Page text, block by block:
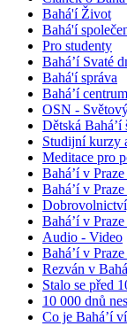
Bahá'í Život
Bahá'í
Pro studenty
Bahá’í Svaté
Bahá'í správa
Bahá’í
OSN -
Dětská
Studijní kurzy
Meditace pro
Bahá’í v
Bahá’í v
Bahá’í v
Audio - Video
Bahá’í v
Rezván v
Stalo se před
10 000 dnů
Co je Bahá’í